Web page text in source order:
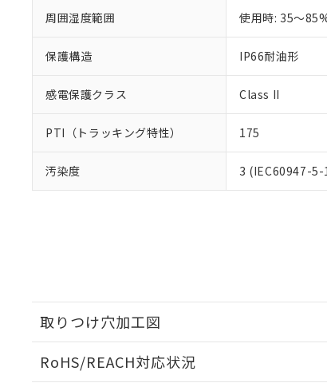
周囲湿度範囲 使用時: 35～
保護構造 IP66耐油形
感電保護クラス Class II
PTI（トラッキング特性） 175
汚染度 3 (IEC60947-5-
取りつけ穴加工図
RoHS/REACH対応状況
既に当社に
り割愛してお